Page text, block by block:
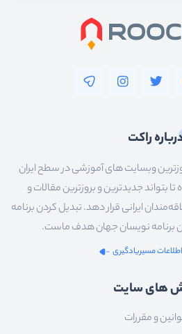
راکت
وبسایت های آموزشی در سطح ایران
جدیدترین و بروزترین مقالات و
ایرانی قرار دهد. تبدیل کردن برنامه
برنامه نویسان جهان هدف ماست.
مسیریادگیری
های سایت
و مقررات